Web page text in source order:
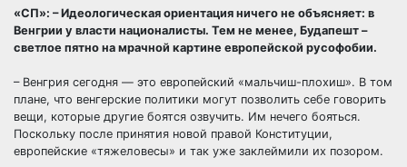
«СП»: – Идеологическая ориентация ничего не объясняет: в
Венгрии у власти националисты. Тем не менее, Будапешт –
светлое пятно на мрачной картине европейской русофобии.
– Венгрия сегодня — это европейский «мальчиш-плохиш». В том
плане, что венгерские политики могут позволить себе говорить
вещи, которые другие боятся озвучить. Им нечего бояться.
Поскольку после принятия новой правой Конституции,
европейские «тяжеловесы» и так уже заклеймили их позором.